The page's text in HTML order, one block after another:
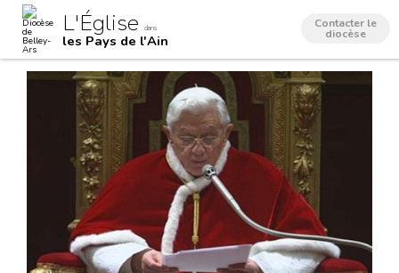
contenu.
navigation
Outils
personnels
L'Église dans
les Pays de l'Ain
Contacter le
diocèse